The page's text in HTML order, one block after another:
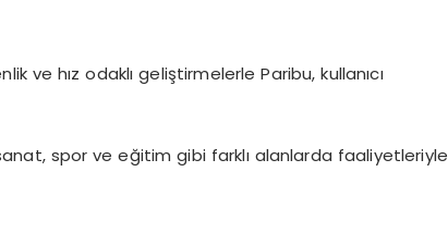
ve hız odaklı geliştirmelerle Paribu, kullanıcı
spor ve eğitim gibi farklı alanlarda faaliyetleriyle